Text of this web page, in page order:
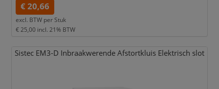
€ 20,66
excl. BTW per Stuk
€ 25,00 incl. 21% BTW
Sistec EM3-D Inbraakwerende Afstortkluis Elektrisch slot